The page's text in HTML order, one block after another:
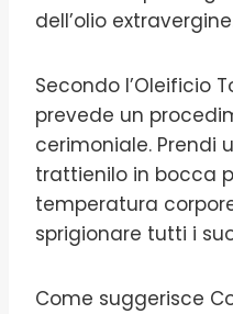
dell’olio
Secondo l’Oleificio
prevede un
cerimoniale. Prendi
trattienilo in bocca
temperatura
sprigionare tutti i
Come suggerisce